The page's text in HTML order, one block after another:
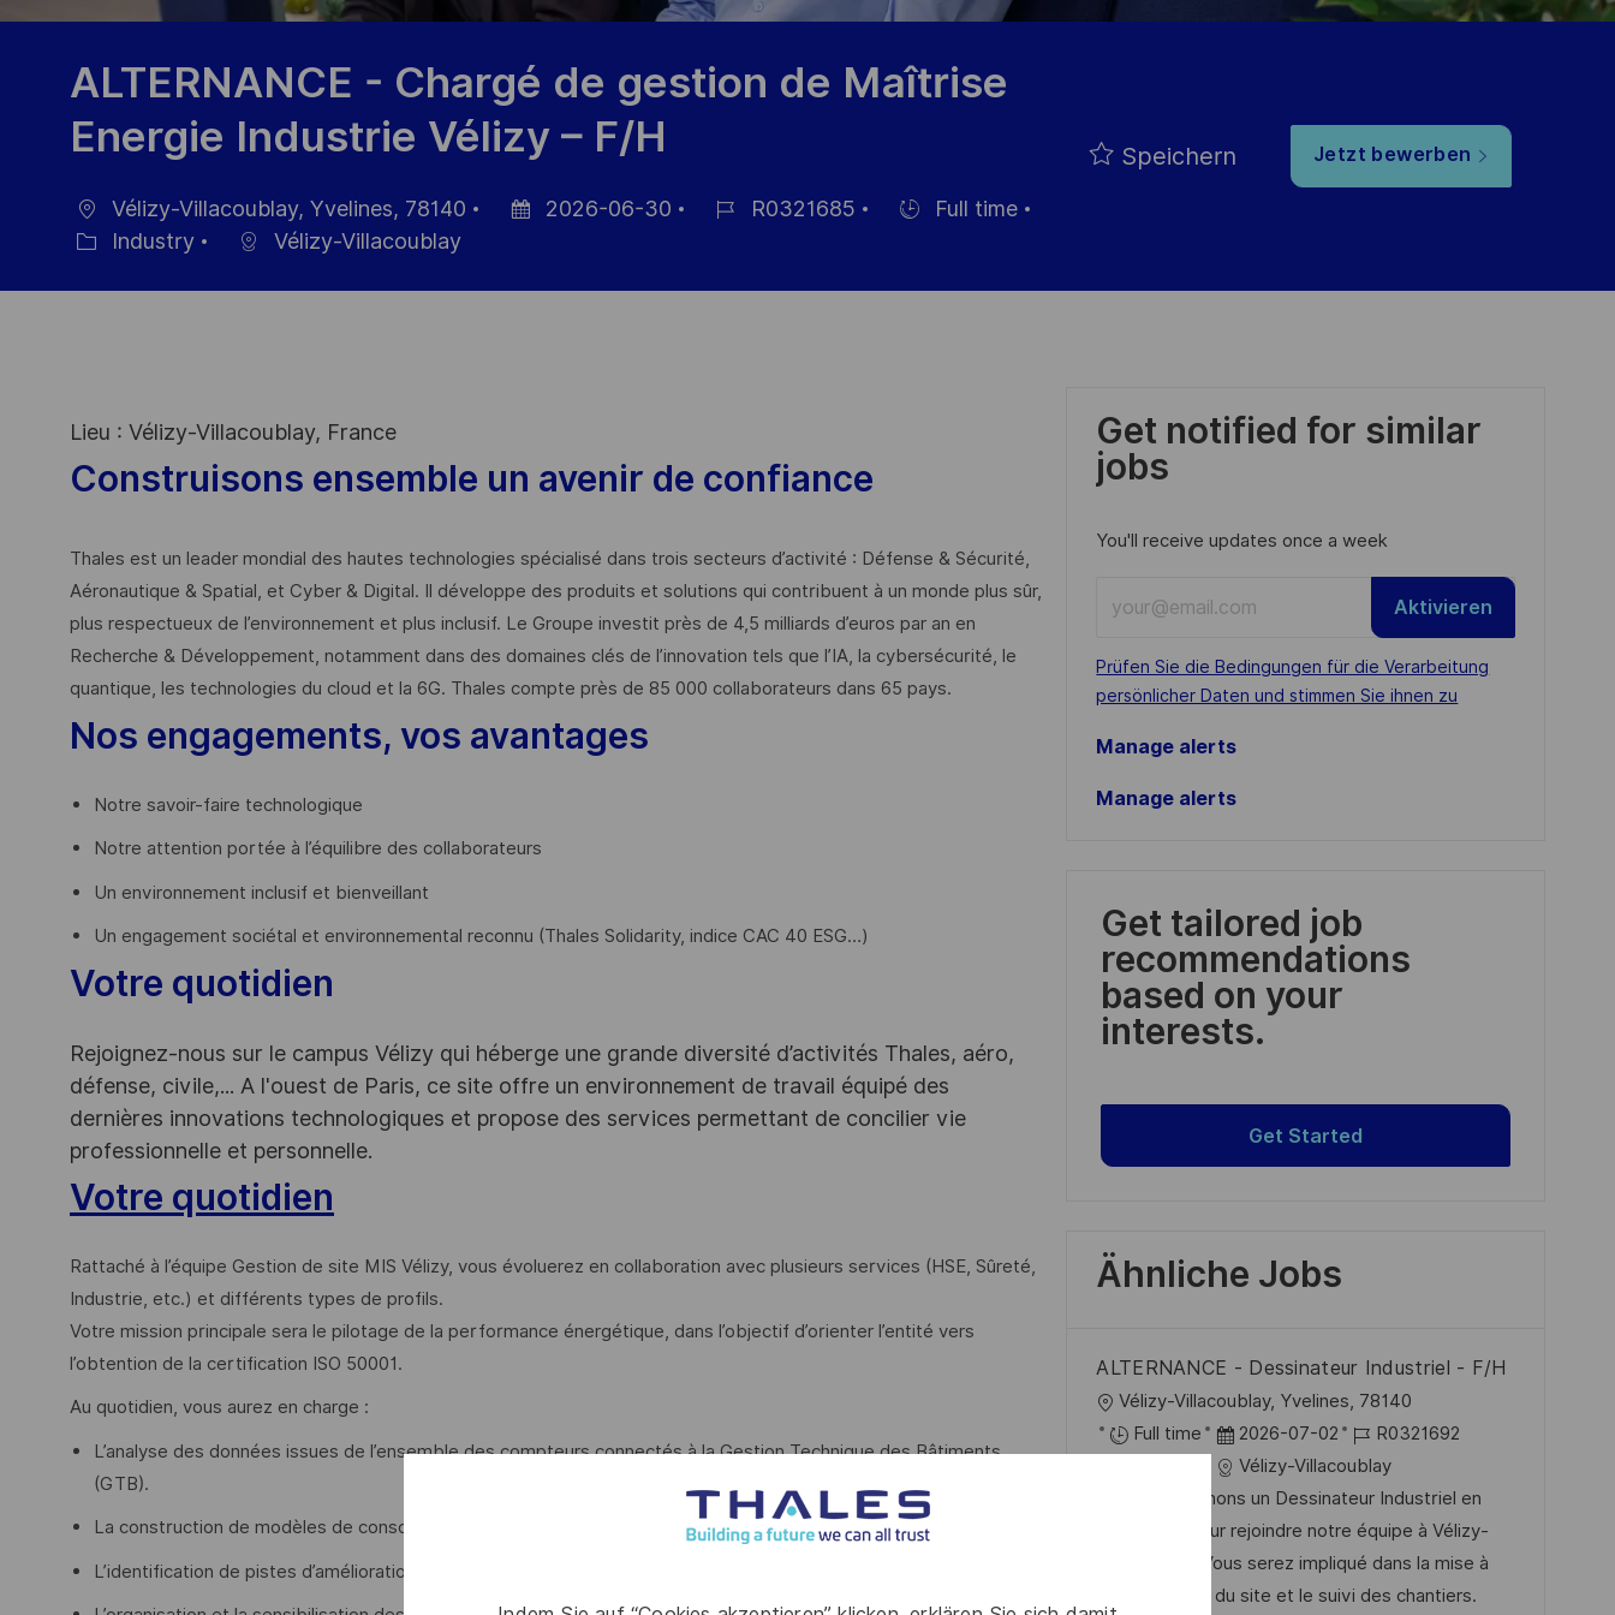
ALTERNANCE - Chargé de gestion de Maîtrise
Energie Industrie Vélizy – F/H
Ort
Vélizy-Villacoublay, Yvelines, 78140
Veröffentlichung
2026-06-30
R0321685
Full time
Industry Vélizy-Villacoublay
Speichern Jetzt bewerben
Lieu : Vélizy-Villacoublay, France
Construisons ensemble un avenir de confiance
Thales est un leader mondial des hautes technologies spécialisé dans trois secteurs d’activité : Défense & Sécurité,
Aéronautique & Spatial, et Cyber & Digital. Il développe des produits et solutions qui contribuent à un monde plus sûr,
plus respectueux de l’environnement et plus inclusif. Le Groupe investit près de 4,5 milliards d’euros par an en
Recherche & Développement, notamment dans des domaines clés de l’innovation tels que l’IA, la cybersécurité, le
quantique, les technologies du cloud et la 6G. Thales compte près de 85 000 collaborateurs dans 65 pays. ​
Nos engagements, vos avantages
Notre savoir-faire technologique
Notre attention portée à l’équilibre des collaborateurs
Un environnement inclusif et bienveillant
Un engagement sociétal et environnemental reconnu (Thales Solidarity, indice CAC 40 ESG…)
Votre quotidien
Rejoignez-nous sur le campus Vélizy qui héberge une grande diversité d’activités Thales, aéro,
défense, civile,... A l'ouest de Paris, ce site offre un environnement de travail équipé des
dernières innovations technologiques et propose des services permettant de concilier vie
professionnelle et personnelle.
Votre quotidien
Rattaché à l’équipe Gestion de site MIS Vélizy, vous évoluerez en collaboration avec plusieurs services (HSE, Sûreté,
Industrie, etc.) et différents types de profils.
Votre mission principale sera le pilotage de la performance énergétique, dans l’objectif d’orienter l’entité vers
l’obtention de la certification ISO 50001.
Au quotidien, vous aurez en charge :
L’analyse des données issues de l’ensemble des compteurs connectés à la Gestion Technique des Bâtiments
(GTB).
La construction de modèles de consommation d’énergie, après identification des facteurs influents.
L’identification de pistes d’amélioration à intégrer dans un plan d’actions spécifique.
Get notified for similar
jobs
You'll receive updates once a week
Email
address
(Required)
Required
Prüfen Sie die Bedingungen für die Verarbeitung
persönlicher Daten und stimmen Sie ihnen zu
Aktivieren
Manage alerts
Manage alerts
Get tailored job
recommendations
based on your
interests.
Get Started
Ähnliche Jobs
ALTERNANCE - Dessinateur Industriel - F/H
O
r
Vélizy-Villacoublay, Yvelines, 78140
Full time
D
a
t
u
m
d
2026-07-02
J
o
b
-
I
D
R0321692
Vélizy-Villacoublay
Nous recherchons un Dessinateur Industriel en
alternance pour rejoindre notre équipe à Vélizy-
Villacoublay. Vous serez impliqué dans la mise à
jour des plans du site et le suivi des chantiers.